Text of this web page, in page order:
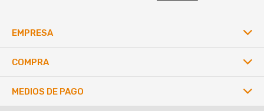
EMPRESA
COMPRA
MEDIOS DE PAGO